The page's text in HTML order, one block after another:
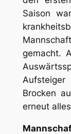
Saison
gemacht.
Brocken
erneut